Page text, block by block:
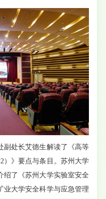
处长艾德生解读了《高等
）》要点与条目。苏州大学
绍了《苏州大学实验室安全
业大学安全科学与应急管理